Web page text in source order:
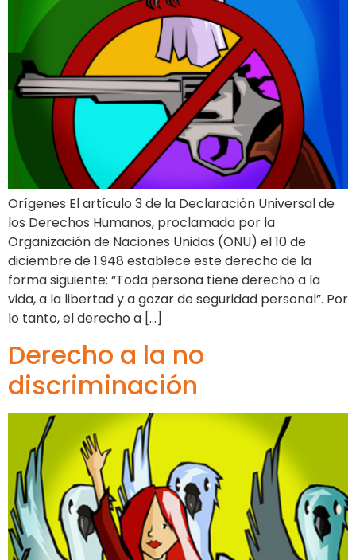
Orígenes El artículo 3 de la Declaración Universal de
los Derechos Humanos, proclamada por la
Organización de Naciones Unidas (ONU) el 10 de
diciembre de 1.948 establece este derecho de la
forma siguiente: “Toda persona tiene derecho a la
vida, a la libertad y a gozar de seguridad personal”. Por
lo tanto, el derecho a […]
Derecho a la no
discriminación